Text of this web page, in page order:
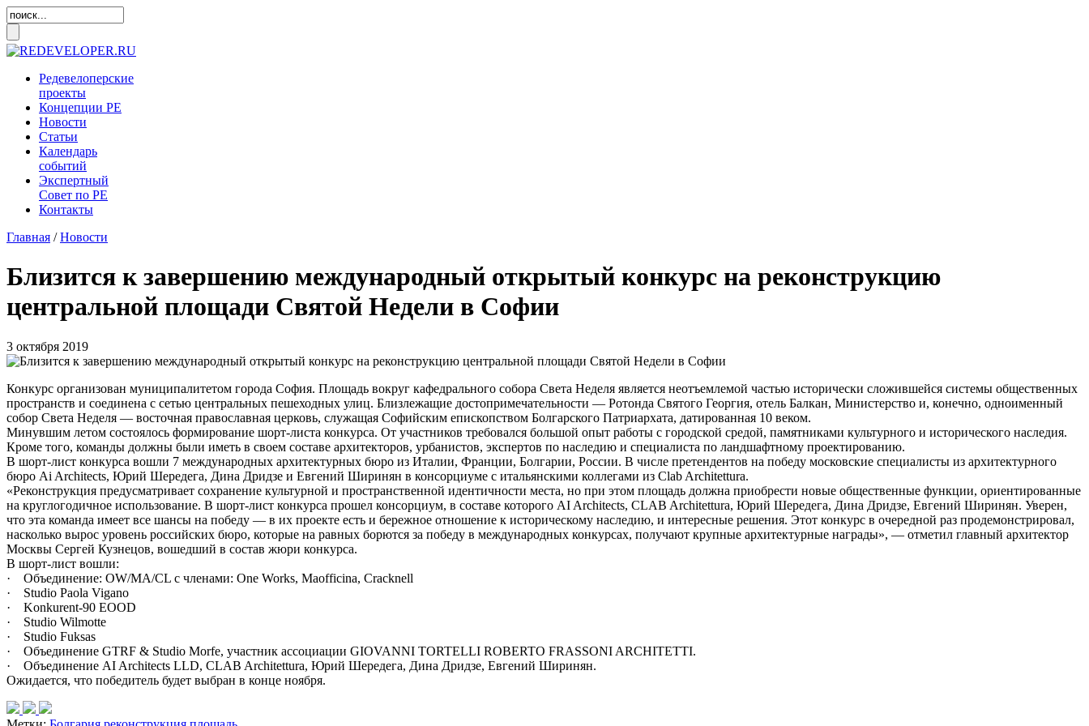
Редевелоперские
проекты
Концепции РЕ
Новости
Статьи
Календарь
событий
Экспертный
Совет по РЕ
Контакты
Главная /Новости
Близится к завершению международный открытый конкурс на реконструкцию
центральной площади Святой Недели в Софии
3 октября 2019
Конкурс организован муниципалитетом города София. Площадь вокруг кафедрального собора Света Неделя является неотъемлемой частью исторически сложившейся системы общественных
пространств и соединена с сетью центральных пешеходных улиц. Близлежащие достопримечательности — Ротонда Святого Георгия, отель Балкан, Министерство и, конечно, одноименный
собор Света Неделя — восточная православная церковь, служащая Софийским епископством Болгарского Патриархата, датированная 10 веком.
Минувшим летом состоялось формирование шорт-листа конкурса. От участников требовался большой опыт работы с городской средой, памятниками культурного и исторического наследия.
Кроме того, команды должны были иметь в своем составе архитекторов, урбанистов, экспертов по наследию и специалиста по ландшафтному проектированию.
В шорт-лист конкурса вошли 7 международных архитектурных бюро из Италии, Франции, Болгарии, России. В числе претендентов на победу московские специалисты из архитектурного
бюро Ai Architects, Юрий Шередега, Дина Дридзе и Евгений Ширинян в консорциуме с итальянскими коллегами из Clab Architettura.
«Реконструкция предусматривает сохранение культурной и пространственной идентичности места, но при этом площадь должна приобрести новые общественные функции, ориентированные
на круглогодичное использование. В шорт-лист конкурса прошел консорциум, в составе которого AI Architects, CLAB Architettura, Юрий Шередега, Дина Дридзе, Евгений Ширинян. Уверен,
что эта команда имеет все шансы на победу — в их проекте есть и бережное отношение к историческому наследию, и интересные решения. Этот конкурс в очередной раз продемонстрировал,
насколько вырос уровень российских бюро, которые на равных борются за победу в международных конкурсах, получают крупные архитектурные награды», — отметил главный архитектор
Москвы Сергей Кузнецов, вошедший в состав жюри конкурса.
В шорт-лист вошли:
· Объединение: OW/MA/CL с членами: One Works, Maofficina, Сracknell
· Studio Paola Vigano
· Konkurent-90 EOOD
· Studio Wilmotte
· Studio Fuksas
· Объединение GTRF & Studio Morfe, участник ассоциации GIOVANNI TORTELLI ROBERTO FRASSONI ARCHITETTI.
· Объединение AI Architects LLD, CLAB Architettura, Юрий Шередега, Дина Дридзе, Евгений Ширинян.
Ожидается, что победитель будет выбран в конце ноября.